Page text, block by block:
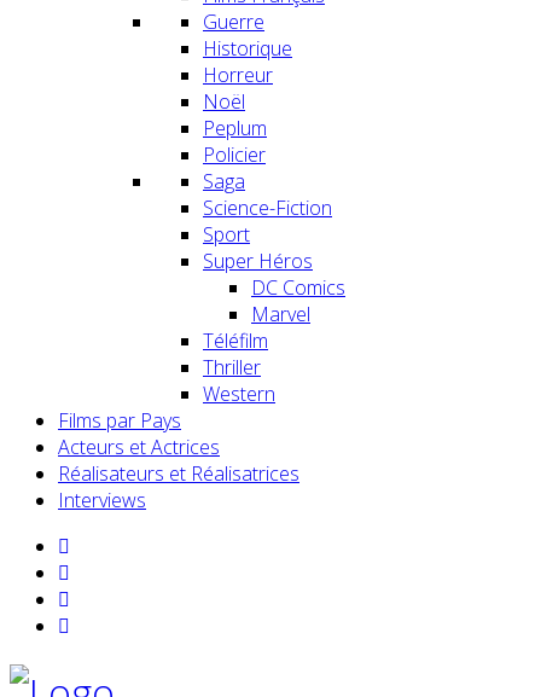
Guerre
Historique
Horreur
Noël
Peplum
Policier
Saga
Science-Fiction
Sport
Super Héros
DC Comics
Marvel
Téléfilm
Thriller
Western
Films par Pays
Acteurs et Actrices
Réalisateurs et Réalisatrices
Interviews